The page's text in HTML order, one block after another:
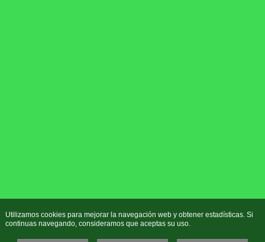
Utilizamos cookies para mejorar la navegación web y obtener estadísticas. Si
continuas navegando, consideramos que aceptas su uso.